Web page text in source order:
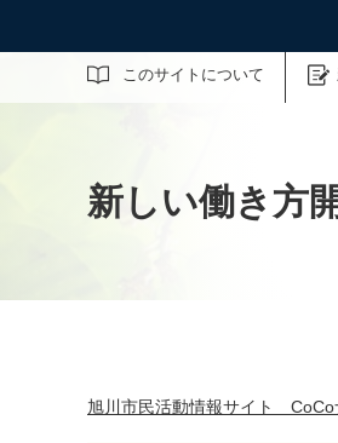
このサイトについて
サイト内検索
新しい働き方
旭川市民活動情報サイト CoCo